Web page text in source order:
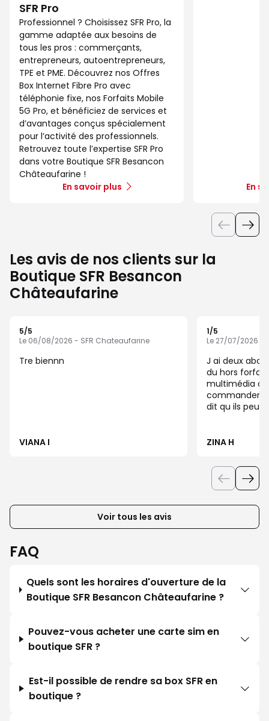
SFR Pro
Professionnel ? Choisissez SFR Pro, la
gamme adaptée aux besoins de
tous les pros : commerçants,
entrepreneurs, autoentrepreneurs,
TPE et PME. Découvrez nos Offres
Box Internet Fibre Pro avec
téléphonie fixe, nos Forfaits Mobile
5G Pro, et bénéficiez de services et
d’avantages conçus spécialement
pour l’activité des professionnels.
Retrouvez toute l’expertise SFR Pro
dans votre Boutique SFR Besancon
Châteaufarine !
En savoir plus
En
Les avis de nos clients sur la
Boutique SFR Besancon
Châteaufarine
5/5
Le 06/08/2026 - SFR Chateaufarine
Tre biennn
VIANA I
1/5
Le 27/07/2026 -
J ai deux abonnement tel et j ai reçu
du hors forfait pour un achat
multimédia
commander
dit qu ils
ZINA H
Voir tous les avis
FAQ
Quels sont les horaires d'ouverture de la
Boutique SFR Besancon Châteaufarine ?
Pouvez-vous acheter une carte sim en
boutique SFR ?
Est-il possible de rendre sa box SFR en
boutique ?